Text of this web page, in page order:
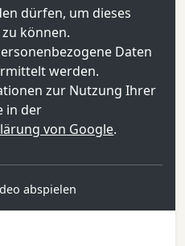
dürfen, um dieses
können.
Daten
werden.
zur Nutzung Ihrer
in der
von Google.
abspielen